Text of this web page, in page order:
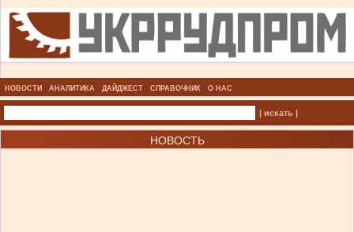
НОВОСТИ АНАЛИТИКА ДАЙДЖЕСТ СПРАВОЧНИК О НАС
| искать |
НОВОСТЬ